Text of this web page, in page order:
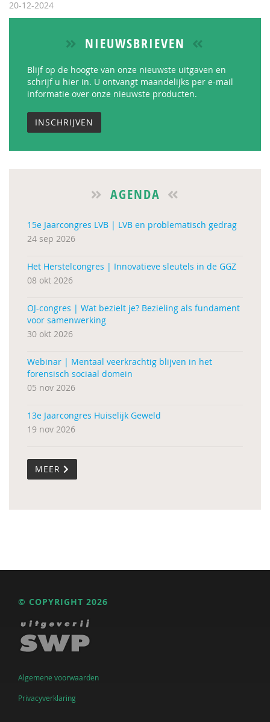
20-12-2024
NIEUWSBRIEVEN
Blijf op de hoogte van onze nieuwste uitgaven en
schrijf u hier in. U ontvangt maandelijks per e-mail
informatie over onze nieuwste producten.
INSCHRIJVEN
AGENDA
15e Jaarcongres LVB | LVB en problematisch gedrag
24 sep 2026
Het Herstelcongres | Innovatieve sleutels in de GGZ
08 okt 2026
OJ-congres | Wat bezielt je? Bezieling als fundament
voor samenwerking
30 okt 2026
Webinar | Mentaal veerkrachtig blijven in het
forensisch sociaal domein
05 nov 2026
13e Jaarcongres Huiselijk Geweld
19 nov 2026
MEER
© COPYRIGHT 2026
Algemene voorwaarden
Privacyverklaring